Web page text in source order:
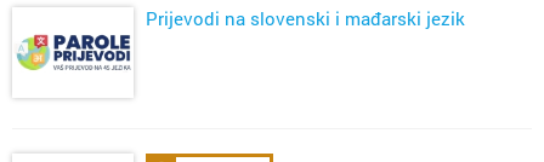
Prijevodi na slovenski i mađarski jezik